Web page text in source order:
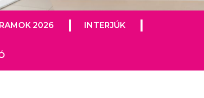
2026 INTERJÚK